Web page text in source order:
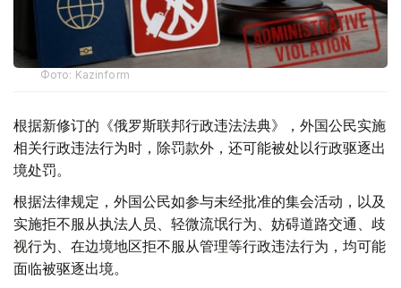
Фото: Kazinform
根据新修订的《俄罗斯联邦行政违法法典》，外国公民实施
相关行政违法行为时，除罚款外，还可能被处以行政驱逐出
境处罚。
根据法律规定，外国公民如参与未经批准的集会活动，以及
实施拒不服从执法人员、轻微流氓行为、妨碍道路交通、歧
视行为、在边境地区拒不服从管理等行政违法行为，均可能
面临被驱逐出境。